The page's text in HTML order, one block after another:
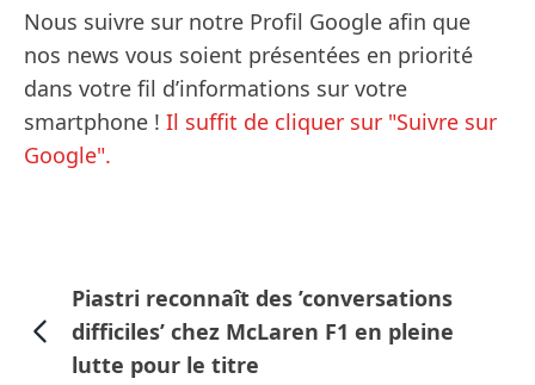
Nous suivre sur notre Profil Google afin que
nos news vous soient présentées en priorité
dans votre fil d’informations sur votre
smartphone ! Il suffit de cliquer sur "Suivre sur
Google".
Piastri reconnaît des ’conversations
difficiles’ chez McLaren F1 en pleine
lutte pour le titre